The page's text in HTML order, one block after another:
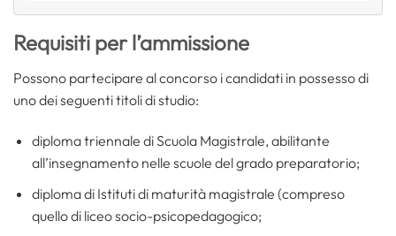
Requisiti per l’ammissione
Possono partecipare al concorso i candidati in possesso di
uno dei seguenti titoli di studio:
diploma triennale di Scuola Magistrale, abilitante
all’insegnamento nelle scuole del grado preparatorio;
diploma di Istituti di maturità magistrale (compreso
quello di liceo socio-psicopedagogico;